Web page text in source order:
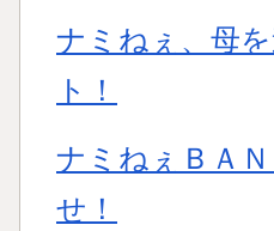
ナミねぇ、母
ト！
ナミねぇＢＡ
せ！